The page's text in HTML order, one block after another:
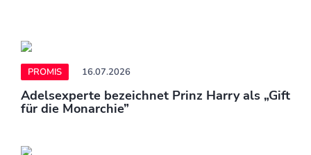
PROMIS 16.07.2026
Adelsexperte bezeichnet Prinz Harry als „Gift
für die Monarchie”